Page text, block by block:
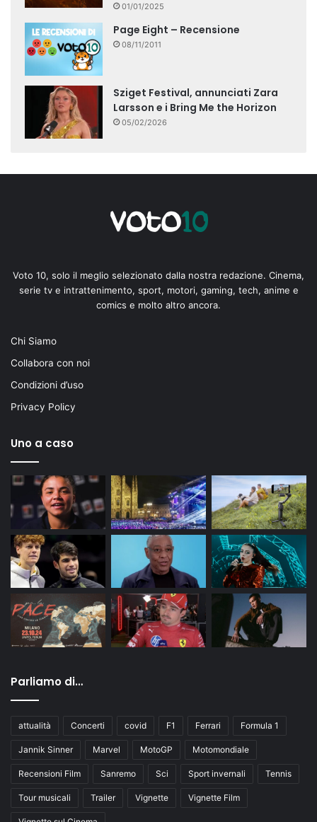
01/01/2025
Page Eight – Recensione
08/11/2011
Sziget Festival, annunciati Zara
Larsson e i Bring Me the Horizon
05/02/2026
Voto 10, solo il meglio selezionato dalla nostra redazione. Cinema,
serie tv e intrattenimento, sport, motori, gaming, tech, anime e
comics e molto altro ancora.
Chi Siamo
Collabora con noi
Condizioni d’uso
Privacy Policy
Uno a caso
Parliamo di…
attualità Concerti covid F1 Ferrari Formula 1
Jannik Sinner Marvel MotoGP Motomondiale
Recensioni Film Sanremo Sci Sport invernali Tennis
Tour musicali Trailer Vignette Vignette Film